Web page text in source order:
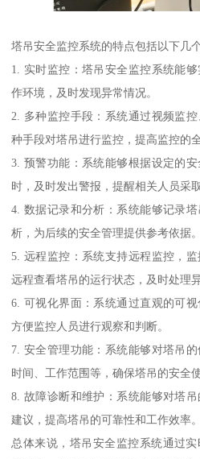
塔吊安全监控系统的特点包括以下几
1. 实时监控：塔吊安全监控系统能
作环境，及时发现异常情况。
2. 多种监控手段：系统通过视频监
种手段对塔吊进行监控，提高监控的
3. 预警功能：系统能够根据设定的
时，及时发出警报，提醒相关人员采取
4. 数据记录和分析：系统能够记录
析，为后续的安全管理提供参考依据。
5. 远程监控：系统支持远程监控，
远程查看塔吊的运行状态，及时处理
6. 可视化界面：系统通过直观的可
方便监控人员进行观察和判断。
7. 安全管理功能：系统能够对塔吊
时间、工作范围等，确保塔吊的安全使
8. 故障诊断和维护：系统能够对塔
建议，提高塔吊的可靠性和工作效率。
总体来说，塔吊安全监控系统通过